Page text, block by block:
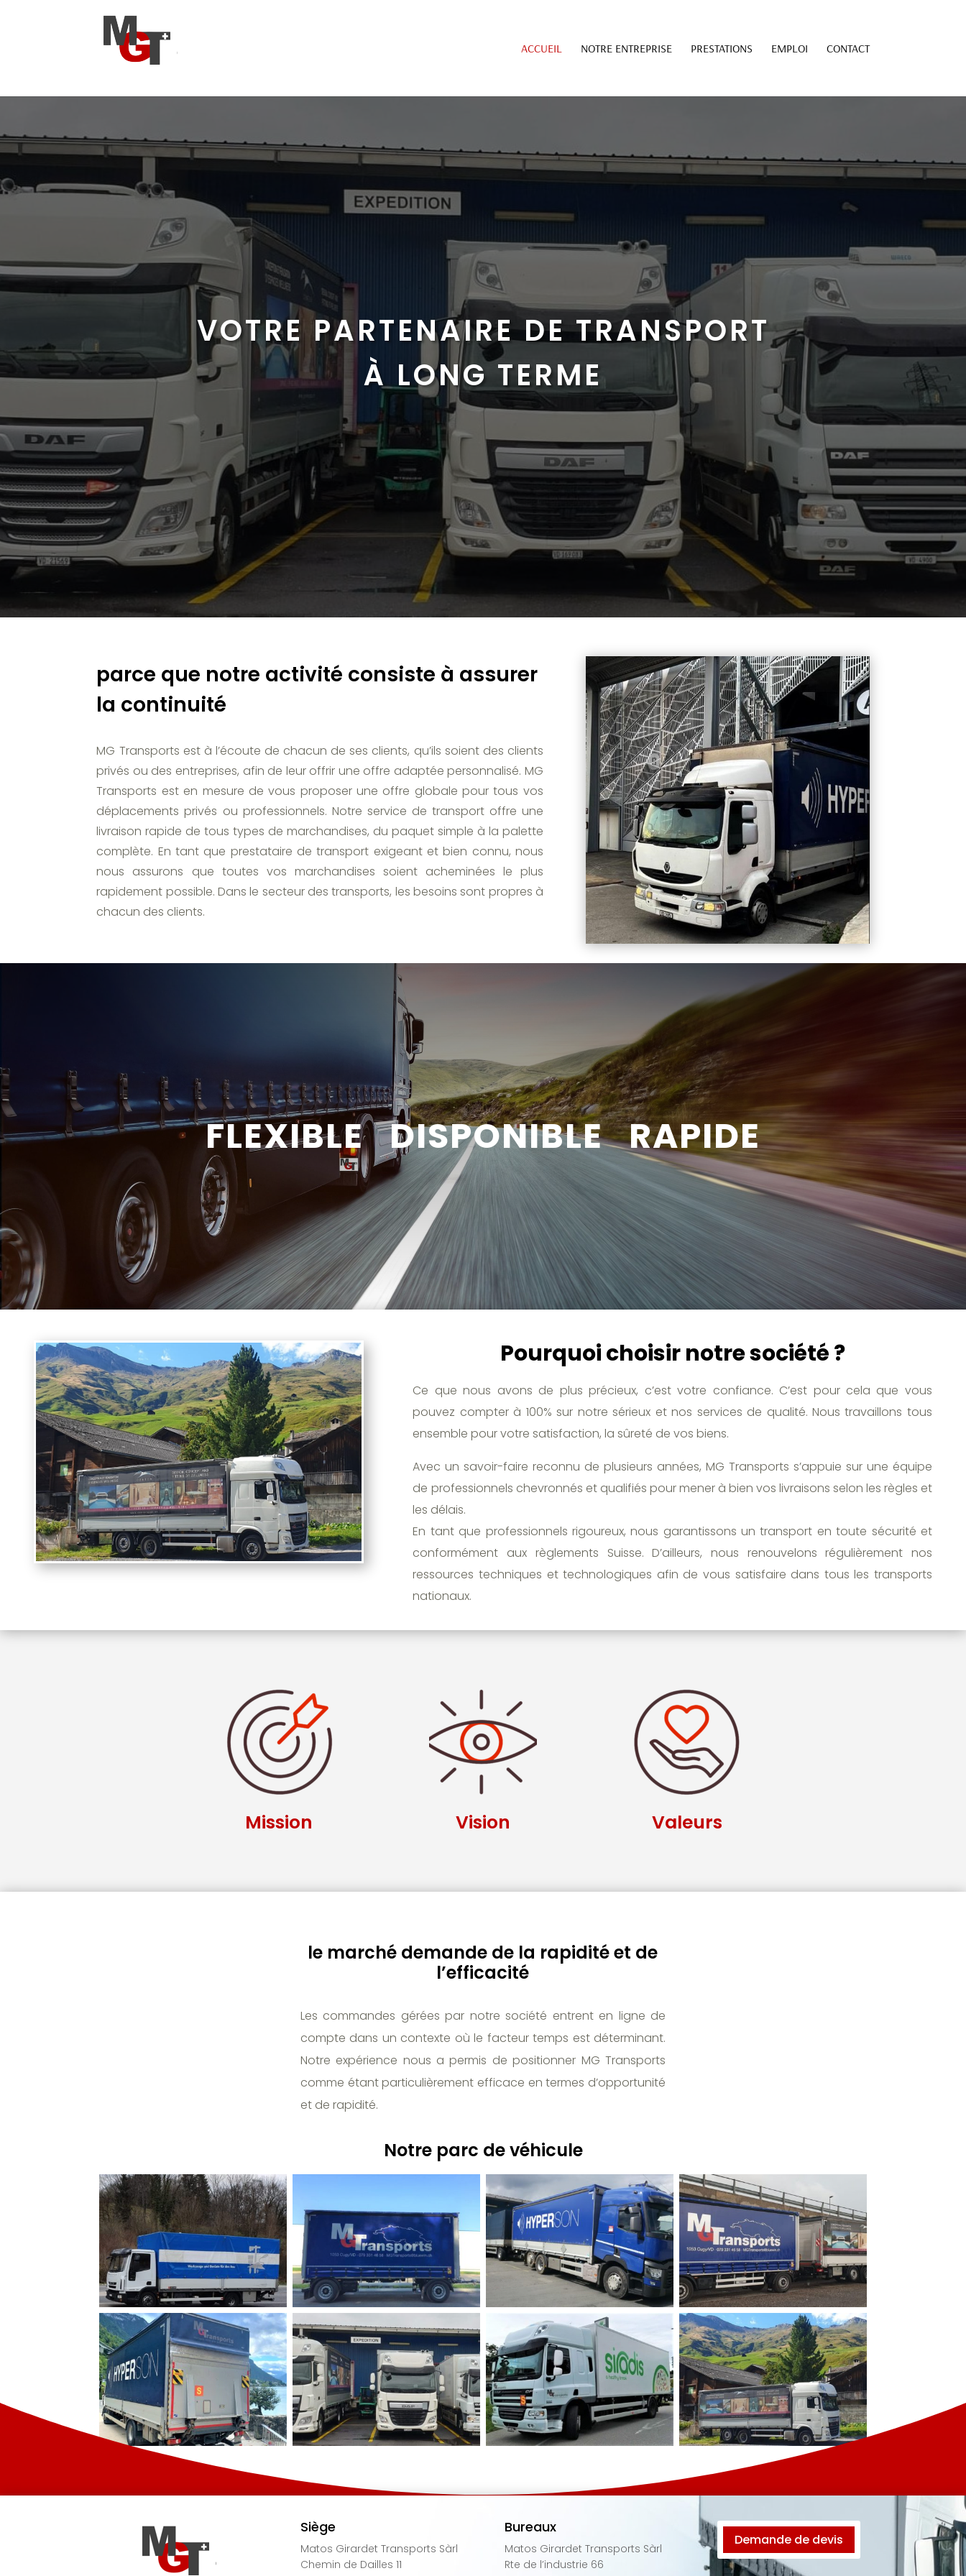
ACCUEIL NOTRE ENTREPRISE PRESTATIONS EMPLOI CONTACT
VOTRE PARTENAIRE DE TRANSPORT
À LONG TERME
parce que notre activité consiste à assurer
la continuité
MG Transports est à l’écoute de chacun de ses clients, qu’ils soient des clients
privés ou des entreprises, afin de leur offrir une offre adaptée personnalisé. MG
Transports est en mesure de vous proposer une offre globale pour tous vos
déplacements privés ou professionnels. Notre service de transport offre une
livraison rapide de tous types de marchandises, du paquet simple à la palette
complète. En tant que prestataire de transport exigeant et bien connu, nous
nous assurons que toutes vos marchandises soient acheminées le plus
rapidement possible. Dans le secteur des transports, les besoins sont propres à
chacun des clients.
FLEXIBLE DISPONIBLE RAPIDE
Pourquoi choisir notre société ?
Ce que nous avons de plus précieux, c’est votre confiance. C’est pour cela que vous
pouvez compter à 100% sur notre sérieux et nos services de qualité. Nous travaillons tous
ensemble pour votre satisfaction, la sûreté de vos biens.
Avec un savoir-faire reconnu de plusieurs années, MG Transports s’appuie sur une équipe
de professionnels chevronnés et qualifiés pour mener à bien vos livraisons selon les règles et
les délais.
En tant que professionnels rigoureux, nous garantissons un transport en toute sécurité et
conformément aux règlements Suisse. D’ailleurs, nous renouvelons régulièrement nos
ressources techniques et technologiques afin de vous satisfaire dans tous les transports
nationaux.
Mission Vision Valeurs
le marché demande de la rapidité et de
l’efficacité
Les commandes gérées par notre société entrent en ligne de
compte dans un contexte où le facteur temps est déterminant.
Notre expérience nous a permis de positionner MG Transports
comme étant particulièrement efficace en termes d’opportunité
et de rapidité.
Notre parc de véhicule
Siège
Matos Girardet Transports Sàrl
Chemin de Dailles 11
Bureaux
Matos Girardet Transports Sàrl
Rte de l’industrie 66
Demande de devis